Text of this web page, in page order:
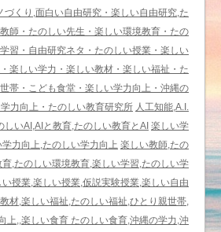
づくり,面白い自由研究・楽しい自由研究,た
師・たのしい先生・楽しい環境教育・たの
習・自由研究ネタ・たのしい授業・楽しい
楽しい学力・楽しい教材・楽しい福祉・た
帯・こども食堂・楽しい学力向上・沖縄の
力向上・たのしい教育研究所 人工知能,A.I.
しいAI,AIと教育,たのしい教育とAI 楽しい学
力向上,たのしい学力向上 楽しい教師,たの
,たのしい環境教育,楽しい学習,たのしい学
授業,楽しい授業,仮説実験授業,楽しい自由
材,楽しい福祉,たのしい福祉,ひとり親世帯,
上,,楽しい食育 たのしい食育,沖縄の学力,沖